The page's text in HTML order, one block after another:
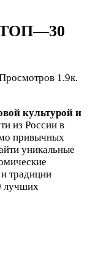
ТОП—30
1.9к.
культурой и
из России в
привычных
уникальные
традиции
лучших